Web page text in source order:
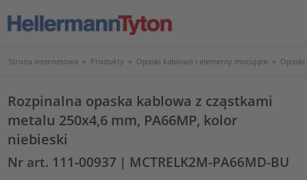
Strona internetowa > Produkty > Opaski kablowe i elementy mocujące >
Rozpinalna opaska kablowa z cząstkami
metalu 250x4,6 mm, PA66MP, kolor
niebieski
Nr art. 111-00937 | MCTRELK2M-PA66MD-BU